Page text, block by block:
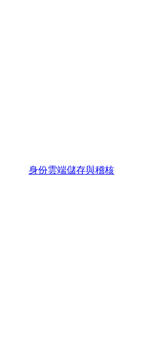
身份雲端儲存與稽核